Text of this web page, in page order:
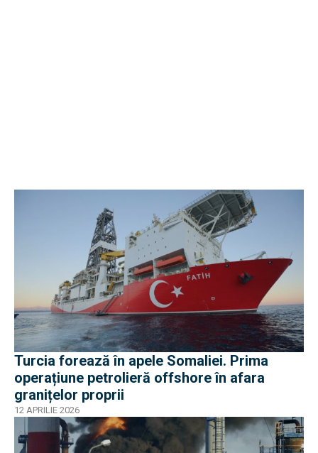
Turcia forează în apele Somaliei. Prima
operațiune petrolieră offshore în afara
granițelor proprii
12 APRILIE 2026